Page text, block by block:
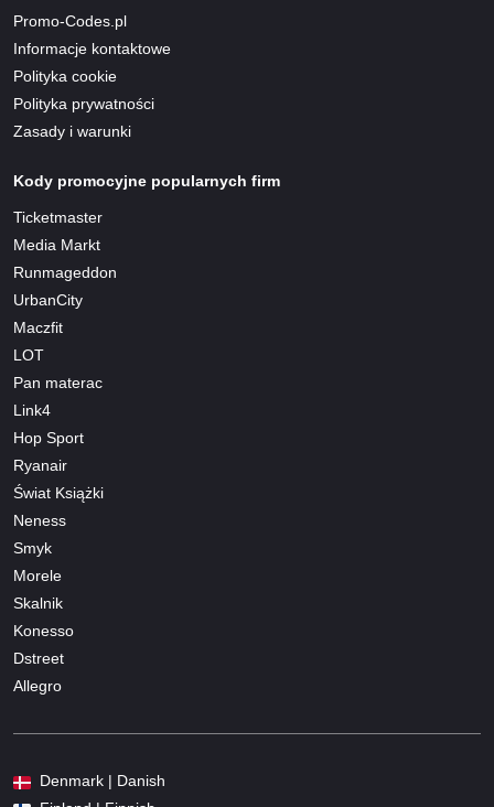
Promo-Codes.pl
Informacje kontaktowe
Polityka cookie
Polityka prywatności
Zasady i warunki
Kody promocyjne popularnych firm
Ticketmaster
Media Markt
Runmageddon
UrbanCity
Maczfit
LOT
Pan materac
Link4
Hop Sport
Ryanair
Świat Książki
Neness
Smyk
Morele
Skalnik
Konesso
Dstreet
Allegro
Denmark | Danish